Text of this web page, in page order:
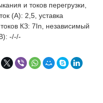
и токов перегрузки,
(А): 2,5, уставка
КЗ: 7In, независимый
-/-/-